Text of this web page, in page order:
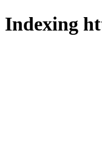
Indexing